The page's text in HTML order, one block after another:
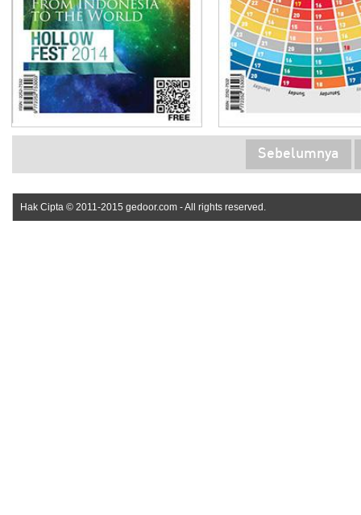
Sebelumnya
Hak Cipta © 2011-2015 gedoor.com - All rights reserved.